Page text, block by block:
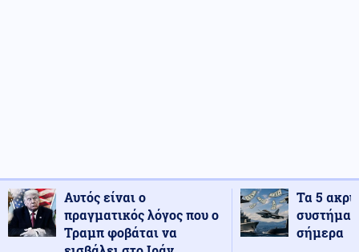
Αυτός είναι ο
πραγματικός λόγος που ο
Τραμπ φοβάται να
Τα 5
σήμερα